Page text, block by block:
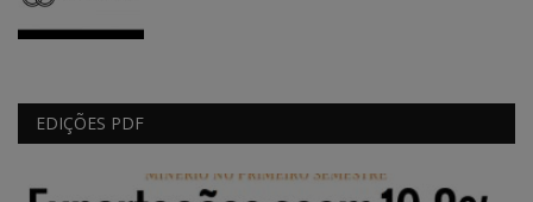
EDIÇÕES PDF